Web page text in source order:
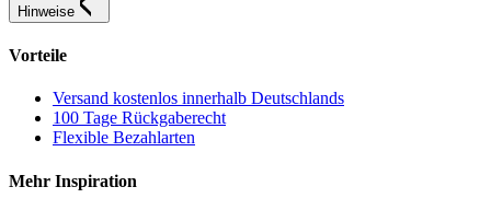
Hinweise
Vorteile
Versand kostenlos innerhalb Deutschlands
100 Tage Rückgaberecht
Flexible Bezahlarten
Mehr Inspiration